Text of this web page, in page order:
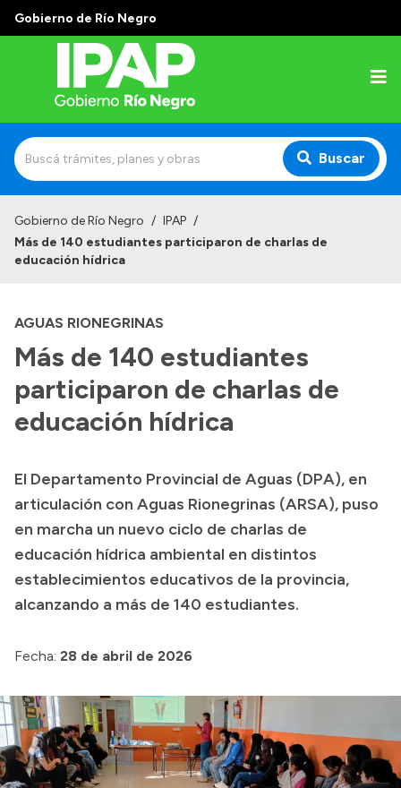
Gobierno de Río Negro
Buscar
Institucional
Autoridades
Alumnos
Docentes y Capacitadores
Delegaciones
Accesos directos
SIU GUARANÍ
SECUNDARIO
TECNICATURAS
Gobierno de Río Negro / IPAP /
Más de 140 estudiantes participaron de charlas de
educación hídrica
AGUAS RIONEGRINAS
Más de 140 estudiantes
participaron de charlas de
educación hídrica
El Departamento Provincial de Aguas (DPA), en
articulación con Aguas Rionegrinas (ARSA), puso
en marcha un nuevo ciclo de charlas de
educación hídrica ambiental en distintos
establecimientos educativos de la provincia,
alcanzando a más de 140 estudiantes.
Fecha: 28 de abril de 2026